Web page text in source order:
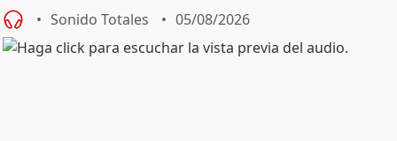
Sonido Totales 05/08/2026